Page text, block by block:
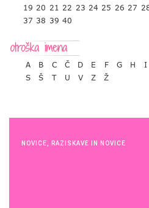
19 20 21 22 23 24 25 26 27
37 38 39 40
A B C Č D E F G H I
S
Š T U V Z Ž
NOVICE RAZISKAVE IN NOVICE